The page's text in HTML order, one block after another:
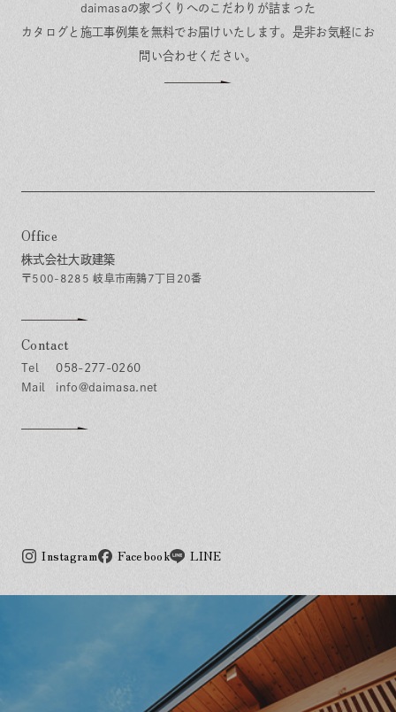
daimasaの家づくりへのこだわりが詰まった
カタログと施工事例集を無料でお届けいたします。 是非お気軽にお
問い合わせください。
Office
株式会社大政建築
〒500-8285 岐阜市南鶉7丁目20番
Contact
058-277-0260
info@daimasa.net
Instagram Facebook LINE